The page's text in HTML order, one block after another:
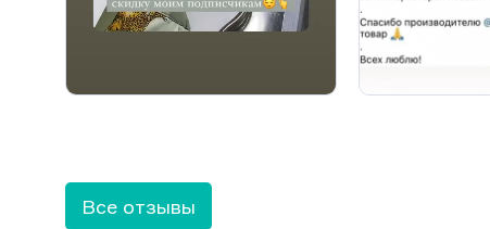
Все отзывы